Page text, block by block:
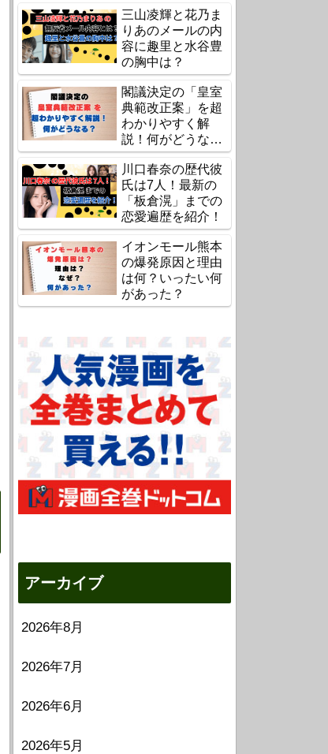
三山凌輝と花乃ま
りあのメールの内
容に趣里と水谷豊
の胸中は？
閣議決定の「皇室
典範改正案」を超
わかりやすく解
説！何がどうな
る？
川口春奈の歴代彼
氏は7人！最新の
「板倉滉」までの
恋愛遍歴を紹介！
イオンモール熊本
の爆発原因と理由
は何？いったい何
があった？
アーカイブ
2026年8月
2026年7月
2026年6月
2026年5月